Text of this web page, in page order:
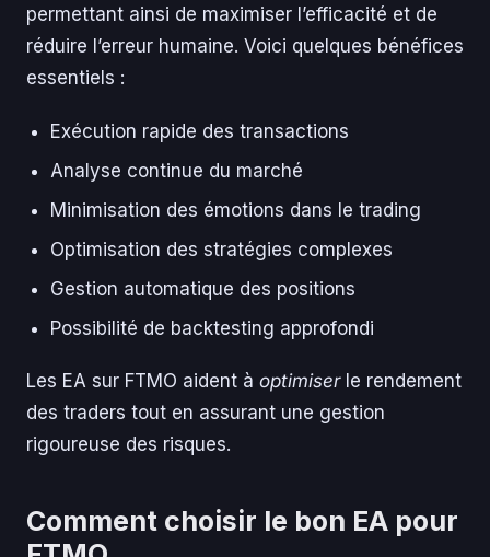
permettant ainsi de maximiser l’efficacité et de
réduire l’erreur humaine. Voici quelques bénéfices
essentiels :
Exécution rapide des transactions
Analyse continue du marché
Minimisation des émotions dans le trading
Optimisation des stratégies complexes
Gestion automatique des positions
Possibilité de backtesting approfondi
Les EA sur FTMO aident à optimiserle rendement
des traders tout en assurant une gestion
rigoureuse des risques.
Comment choisir le bon EA pour